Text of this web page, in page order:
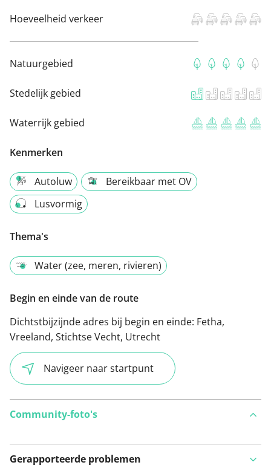
Hoeveelheid verkeer
Natuurgebied
Stedelijk gebied
Waterrijk gebied
Kenmerken
Autoluw
Bereikbaar met OV
Lusvormig
Thema's
Water (zee, meren, rivieren)
Begin en einde van de route
Dichtstbijzijnde adres bij begin en einde: Fetha,
Vreeland, Stichtse Vecht, Utrecht
Navigeer naar startpunt
Community-foto's
Gerapporteerde problemen